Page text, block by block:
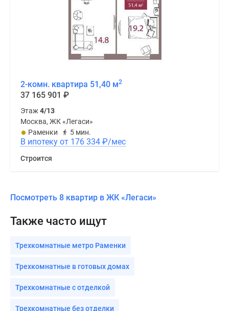
2-комн. квартира 51,40 м2
37 165 901 ₽
Этаж4/13
Москва, ЖК «Легаси»
Раменки
5 мин.
В ипотеку от 176 334 ₽/мес
Строится
Посмотреть 8 квартир в ЖК «Легаси»
Также часто ищут
Трехкомнатные метро Раменки
Трехкомнатные в готовых домах
Трехкомнатные с отделкой
Трехкомнатные без отделки